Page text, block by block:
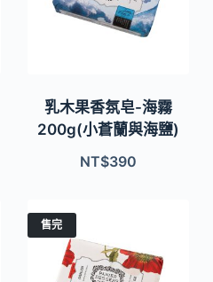
乳木果香氛皂-海霧
200g(小蒼蘭與海鹽)
NT$390
售完